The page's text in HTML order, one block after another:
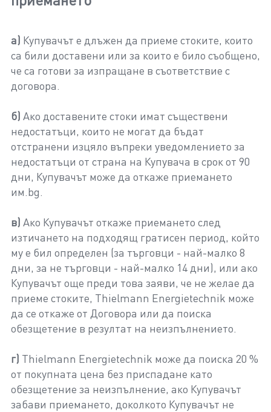
а) Купувачът е длъжен да приеме стоките, които
са били доставени или за които е било съобщено,
че са готови за изпращане в съответствие с
договора.
б) Ако доставените стоки имат съществени
недостатъци, които не могат да бъдат
отстранени изцяло въпреки уведомлението за
недостатъци от страна на Купувача в срок от 90
дни, Купувачът може да откаже приемането
им.bg.
в) Ако Купувачът откаже приемането след
изтичането на подходящ гратисен период, който
му е бил определен (за търговци - най-малко 8
дни, за не търговци - най-малко 14 дни), или ако
Купувачът още преди това заяви, че не желае да
приеме стоките, Thielmann Energietechnik може
да се откаже от Договора или да поиска
обезщетение в резултат на неизпълнението.
г) Thielmann Energietechnik може да поиска 20 %
от покупната цена без приспадане като
обезщетение за неизпълнение, ако Купувачът
забави приемането, доколкото Купувачът не